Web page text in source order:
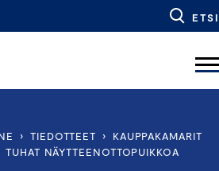
ETSI
› TIEDOTTEET ›
KAUPPAKAMARIT
NÄYTTEENOTTOPUIKKOA